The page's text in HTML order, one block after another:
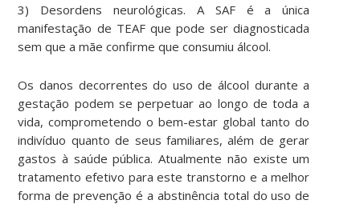
3) Desordens neurológicas. A SAF é a única
manifestação de TEAF que pode ser diagnosticada
sem que a mãe confirme que consumiu álcool.
Os danos decorrentes do uso de álcool durante a
gestação podem se perpetuar ao longo de toda a
vida, comprometendo o bem-estar global tanto do
indivíduo quanto de seus familiares, além de gerar
gastos à saúde pública. Atualmente não existe um
tratamento efetivo para este transtorno e a melhor
forma de prevenção é a abstinência total do uso de